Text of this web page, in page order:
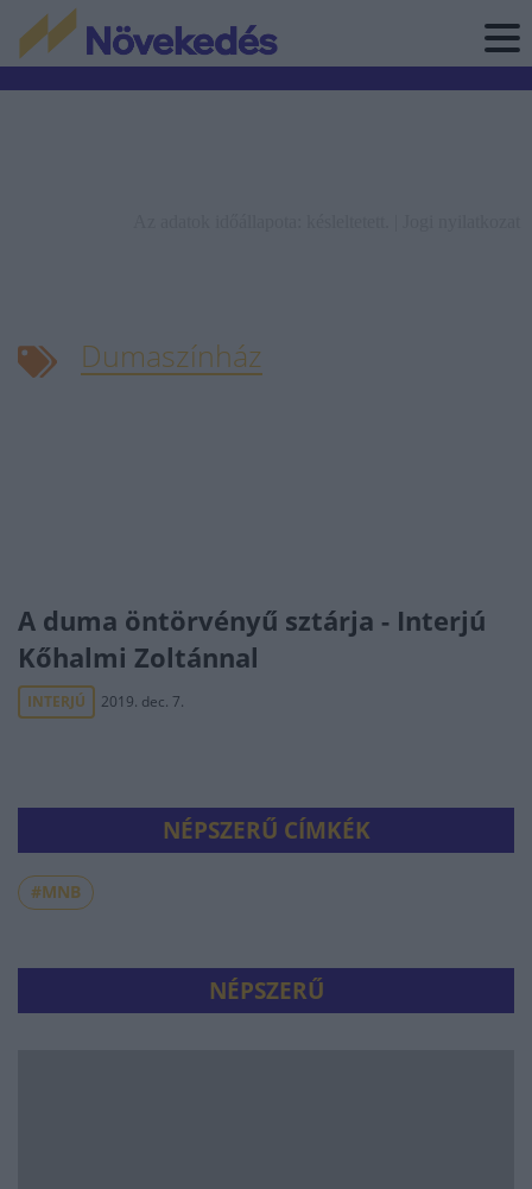
Dumaszínház
A duma öntörvényű sztárja - Interjú
Kőhalmi Zoltánnal
INTERJÚ 2019. dec. 7.
NÉPSZERŰ CÍMKÉK
#MNB
NÉPSZERŰ